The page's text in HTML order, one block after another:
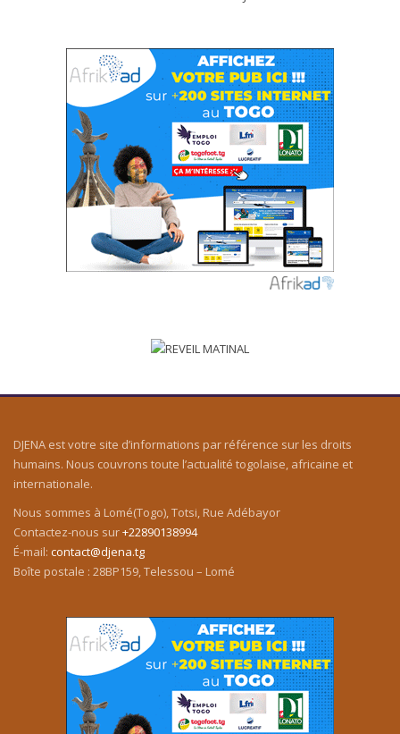
DJENA est votre site d’informations par référence sur les droits
humains. Nous couvrons toute l’actualité togolaise, africaine et
internationale.
Nous sommes à Lomé(Togo), Totsi, Rue Adébayor
Contactez-nous sur+22890138994
É-mail: contact@djena.tg
Boîte postale : 28BP159, Telessou – Lomé